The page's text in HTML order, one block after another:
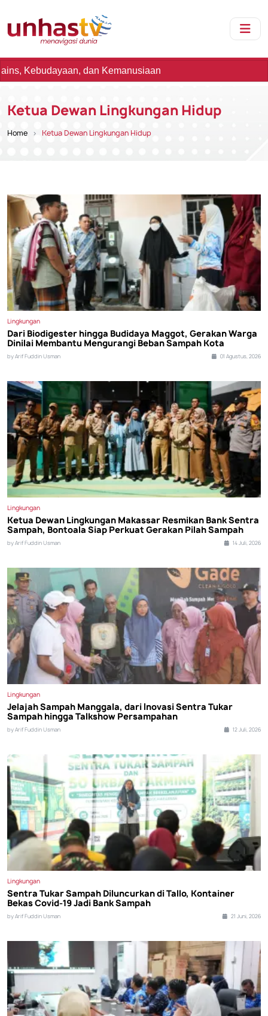
dan Kemanusiaan
Ketua Dewan Lingkungan Hidup
Home Ketua Dewan Lingkungan Hidup
Lingkungan
Dari Biodigester hingga Budidaya Maggot, Gerakan Warga
Dinilai Membantu Mengurangi Beban Sampah Kota
by Arif Fuddin Usman 01 Agustus, 2026
Lingkungan
Ketua Dewan Lingkungan Makassar Resmikan Bank Sentra
Sampah, Bontoala Siap Perkuat Gerakan Pilah Sampah
by Arif Fuddin Usman 14 Juli, 2026
Lingkungan
Jelajah Sampah Manggala, dari Inovasi Sentra Tukar
Sampah hingga Talkshow Persampahan
by Arif Fuddin Usman 12 Juli, 2026
Lingkungan
Sentra Tukar Sampah Diluncurkan di Tallo, Kontainer
Bekas Covid-19 Jadi Bank Sampah
by Arif Fuddin Usman 21 Juni, 2026